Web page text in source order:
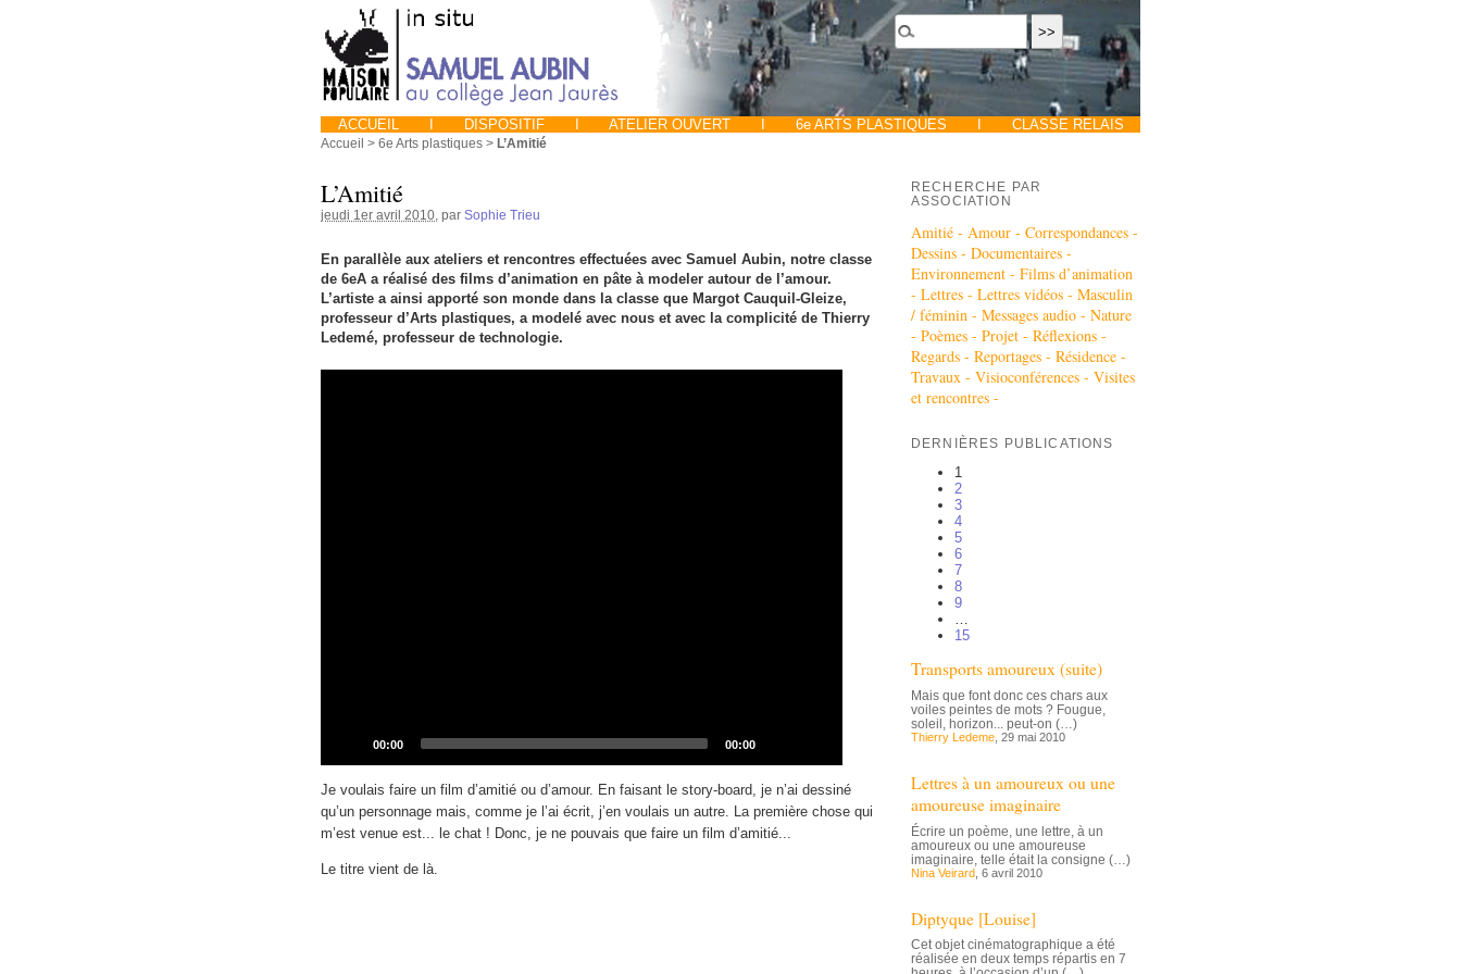
ACCUEIL I DISPOSITIF I ATELIER OUVERT I 6e ARTS PLASTIQUES I CLASSE RELAIS
Accueil > 6e Arts plastiques > L’Amitié
L’Amitié
jeudi 1er avril 2010 , par Sophie Trieu
En parallèle aux ateliers et rencontres effectuées avec Samuel Aubin, notre classe
de 6eA a réalisé des films d’animation en pâte à modeler autour de l’amour.
L’artiste a ainsi apporté son monde dans la classe que Margot Cauquil-Gleize,
professeur d’Arts plastiques, a modelé avec nous et avec la complicité de Thierry
Ledemé, professeur de technologie.
Current
00:00
Total
00:00
Je voulais faire un film d’amitié ou d’amour. En faisant le story-board, je n’ai dessiné
qu’un personnage mais, comme je l’ai écrit, j’en voulais un autre. La première chose qui
m’est venue est... le chat ! Donc, je ne pouvais que faire un film d’amitié...
Le titre vient de là.
RECHERCHE PAR
ASSOCIATION
Amitié - Amour - Correspondances -
Dessins - Documentaires -
Environnement - Films d’animation
- Lettres - Lettres vidéos - Masculin
/ féminin - Messages audio - Nature
- Poèmes - Projet - Réflexions -
Regards - Reportages - Résidence -
Travaux - Visioconférences - Visites
et rencontres -
DERNIÈRES PUBLICATIONS
1
2
3
4
5
6
7
8
9
…
15
Transports amoureux (suite)
Mais que font donc ces chars aux
voiles peintes de mots ? Fougue,
soleil, horizon... peut-on (…)
Thierry Ledeme, 29 mai 2010
Lettres à un amoureux ou une
amoureuse imaginaire
Écrire un poème, une lettre, à un
amoureux ou une amoureuse
imaginaire, telle était la consigne (…)
Nina Veirard, 6 avril 2010
Diptyque [Louise]
Cet objet cinématographique a été
réalisée en deux temps répartis en 7